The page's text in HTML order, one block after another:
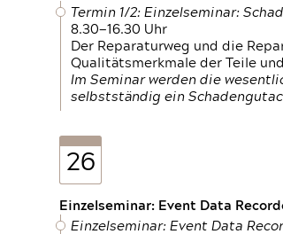
Termin 1/2: Einzelseminar:
8.30—16.30 Uhr
Der Reparaturweg und die
Qualitätsmerkmale der Teile
Im Seminar werden die
selbstständig ein
26
Einzelseminar: Event Data
Einzelseminar: Event Data